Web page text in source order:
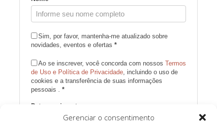
Gerenciar o consentimento
Sim, por favor, mantenha-me atualizado sobre
novidades, eventos e ofertas *
Ao se inscrever, você concorda com nossos Termos
de Uso e Política de Privacidade, incluindo o uso de
cookies e a transferência de suas informações
pessoais . *
Data nascimento